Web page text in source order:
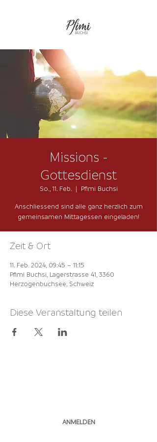
Missions -
Gottesdienst
So., 11. Feb.
  |
Pfimi Buchsi
Anschliessend sind alle ganz herzlich zum
gemeinsamen Mittagessen eingeladen!
Zeit & Ort
11. Feb. 2024, 09:45 – 11:15
Pfimi Buchsi, Lagerstrasse 41, 3360
Herzogenbuchsee, Schweiz
Diese Veranstaltung teilen
ANMELDEN